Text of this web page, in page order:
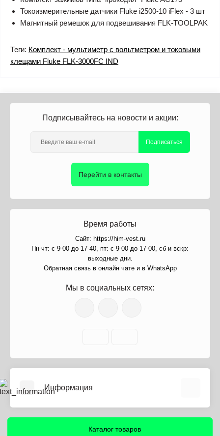
Токоизмерительные датчики Fluke i2500-10 iFlex - 3 шт
Магнитный ремешок для подвешивания FLK-TOOLPAK
Теги: Комплект - мультиметр с вольтметром и токовыми
клещами Fluke FLK-3000FC IND
Подписывайтесь на новости и акции:
Подписаться
Перейти в контакты
Время работы
Сайт: https://him-vest.ru
Пн-чт: с 9-00 до 17-40, пт: с 9-00 до 17-00, сб и вскр:
выходные дни.
Обратная связь в онлайн чате и в WhatsApp
Мы в социальных сетях:
Информация
Информация о доставкеКаталог товаров